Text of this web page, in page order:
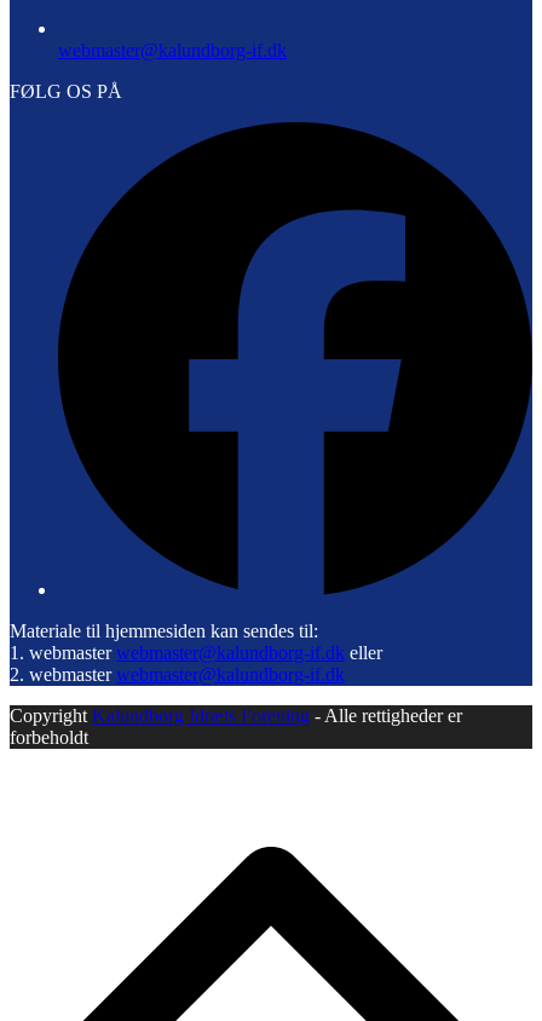
webmaster@kalundborg-if.dk
FØLG OS PÅ
Materiale til hjemmesiden kan sendes til:
1. webmasterwebmaster@kalundborg-if.dk eller
2. webmasterwebmaster@kalundborg-if.dk
Copyright Kalundborg Idræts Forening - Alle rettigheder er
forbeholdt